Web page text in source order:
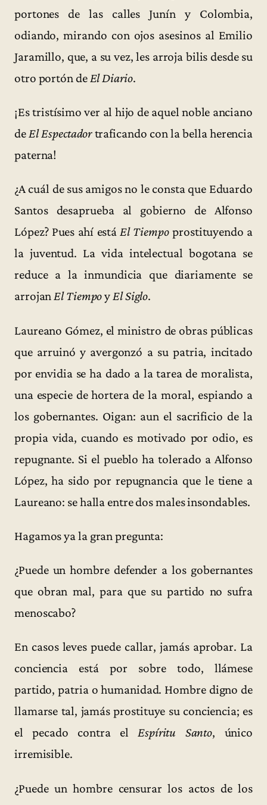
portones de las calles Junín y Colombia,
odiando, mirando con ojos asesinos al Emilio
Jaramillo, que, a su vez, les arroja bilis desde su
otro portón deEl Diario.
¡Es tristísimo ver al hijo de aquel noble anciano
deEl Espectadortraficando con la bella herencia
paterna!
¿A cuál de sus amigos no le consta que Eduardo
Santos desaprueba al gobierno de Alfonso
López? Pues ahí estáEl Tiempoprostituyendo a
la juventud. La vida intelectual bogotana se
reduce a la inmundicia que diariamente se
arrojanEl TiempoyEl Siglo.
Laureano Gómez, el ministro de obras públicas
que arruinó y avergonzó a su patria, incitado
por envidia se ha dado a la tarea de moralista,
una especie de hortera de la moral, espiando a
los gobernantes. Oigan: aun el sacrificio de la
propia vida, cuando es motivado por odio, es
repugnante. Si el pueblo ha tolerado a Alfonso
López, ha sido por repugnancia que le tiene a
Laureano: se halla entre dos males insondables.
Hagamos ya la gran pregunta:
¿Puede un hombre defender a los gobernantes
que obran mal, para que su partido no sufra
menoscabo?
En casos leves puede callar, jamás aprobar. La
conciencia está por sobre todo, llámese
partido, patria o humanidad. Hombre digno de
llamarse tal, jamás prostituye su conciencia; es
el pecado contra elEspíritu Santo, único
irremisible.
¿Puede un hombre censurar los actos de los